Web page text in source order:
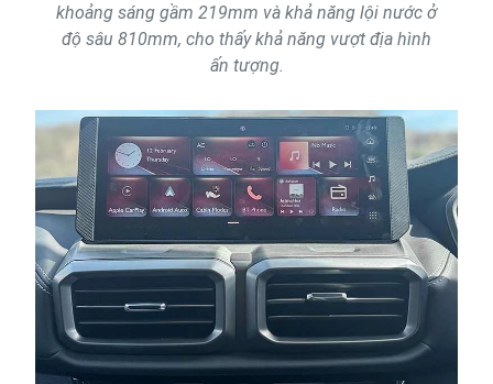
khoảng sáng gầm 219mm và khả năng lội nước ở
độ sâu 810mm, cho thấy khả năng vượt địa hình
ấn tượng.